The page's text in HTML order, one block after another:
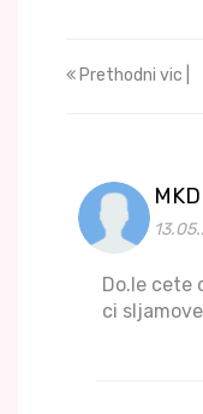
Prethodni vic |
MKD
Do.le cete
ci